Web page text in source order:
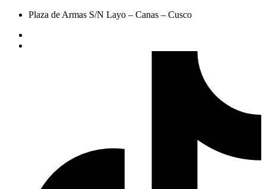
Plaza de Armas S/N Layo – Canas – Cusco